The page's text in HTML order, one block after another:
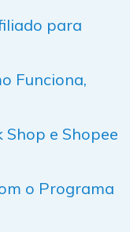
para
Funciona,
e Shopee
o Programa